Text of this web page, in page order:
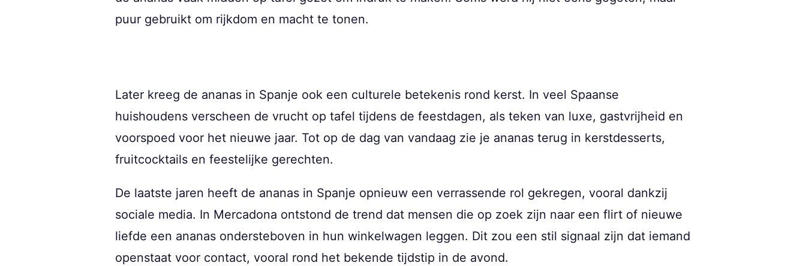
puur gebruikt om rijkdom en macht te tonen.
Later kreeg de ananas in Spanje ook een culturele betekenis rond kerst. In veel Spaanse
huishoudens verscheen de vrucht op tafel tijdens de feestdagen, als teken van luxe, gastvrijheid en
voorspoed voor het nieuwe jaar. Tot op de dag van vandaag zie je ananas terug in kerstdesserts,
fruitcocktails en feestelijke gerechten.
De laatste jaren heeft de ananas in Spanje opnieuw een verrassende rol gekregen, vooral dankzij
sociale media. In Mercadona ontstond de trend dat mensen die op zoek zijn naar een flirt of nieuwe
liefde een ananas ondersteboven in hun winkelwagen leggen. Dit zou een stil signaal zijn dat iemand
openstaat voor contact, vooral rond het bekende tijdstip in de avond.